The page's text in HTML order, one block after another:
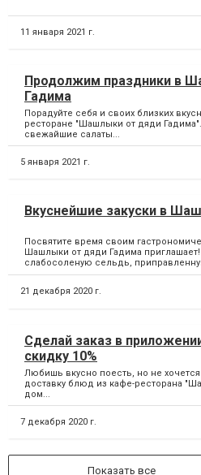
11 января 2021 г.
Продолжим праздники в
Гадима
Порадуйте себя и своих близких
ресторане "Шашлыки от дяди
свежайшие салаты...
5 января 2021 г.
Вкуснейшие закуски в
Посвятите время своим
Шашлыки от дяди Гадима
слабосоленую сельдь,
21 декабря 2020 г.
Сделай заказ в
скидку 10%
Любишь вкусно поесть, но не
доставку блюд из кафе-ресторана
дом...
7 декабря 2020 г.
Показать все